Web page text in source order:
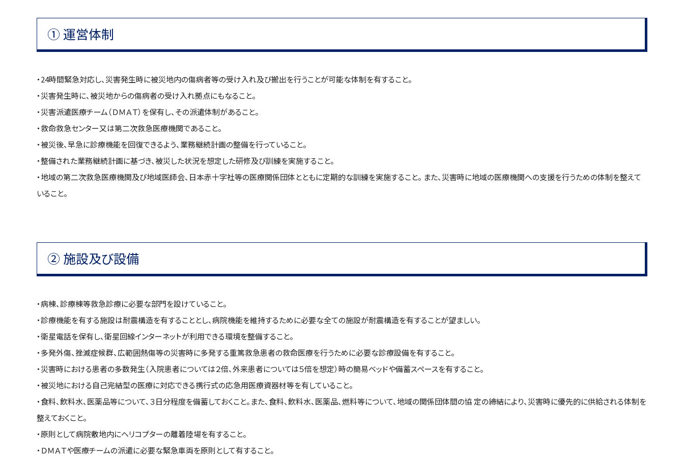
① 運営体制
・24時間緊急対応し、災害発生時に被災地内の傷病者等の受け入れ及び搬出を行うことが可能な体制を有すること。
・災害発生時に、被災地からの傷病者の受け入れ拠点にもなること。
・災害派遣医療チーム（ＤＭＡＴ）を保有し、その派遣体制があること。
・救命救急センター又は第二次救急医療機関であること。
・被災後、早急に診療機能を回復できるよう、業務継続計画の整備を行っていること。
・整備された業務継続計画に基づき、被災した状況を想定した研修及び訓練を実施すること。
・地域の第二次救急医療機関及び地域医師会、日本赤十字社等の医療関係団体とともに定期的な訓練を実施すること。 また、災害時に地域の医療機関への支援を行うための体制を整えて
いること。
② 施設及び設備
・病棟、診療棟等救急診療に必要な部門を設けていること。
・診療機能を有する施設は耐震構造を有することとし、病院機能を維持するために必要な全ての施設が耐震構造を有することが望ましい。
・衛星電話を保有し、衛星回線インターネットが利用できる環境を整備すること。
・多発外傷、挫滅症候群、広範囲熱傷等の災害時に多発する重篤救急患者の救命医療を行うために必要な診療設備を有すること。
・災害時における患者の多数発生（入院患者については２倍、外来患者については５倍を想定）時の簡易ベッドや備蓄スペースを有すること。
・被災地における自己完結型の医療に対応できる携行式の応急用医療資器材等を有していること。
・食料、飲料水、医薬品等について、３日分程度を備蓄しておくこと。また、食料、飲料水、医薬品、燃料等について、地域の関係団体間の協 定の締結により、災害時に優先的に供給される体制を
整えておくこと。
・原則として病院敷地内にヘリコプターの離着陸場を有すること。
・ＤＭＡＴや医療チームの派遣に必要な緊急車両を原則として有すること。